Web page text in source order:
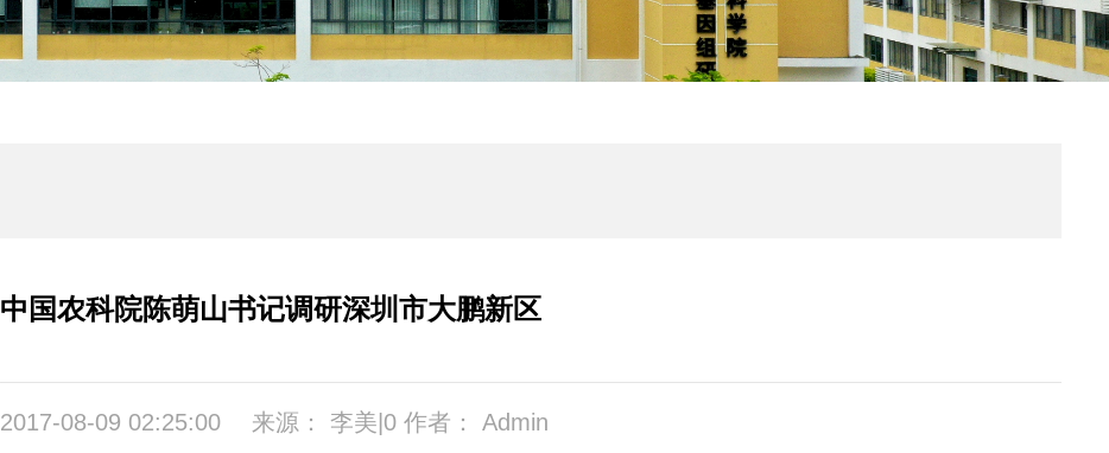
中国农科院陈萌山书记调研深圳市大鹏新区
2017-08-09 02:25:00 来源： 李美|0 作者： Admin